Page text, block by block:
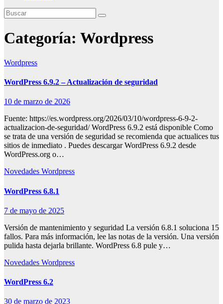
Categoría: Wordpress
Wordpress
WordPress 6.9.2 – Actualización de seguridad
10 de marzo de 2026
Fuente: https://es.wordpress.org/2026/03/10/wordpress-6-9-2-
actualizacion-de-seguridad/ WordPress 6.9.2 está disponible Como
se trata de una versión de seguridad se recomienda que actualices tus
sitios de inmediato . Puedes descargar WordPress 6.9.2 desde
WordPress.org o…
Novedades Wordpress
WordPress 6.8.1
7 de mayo de 2025
Versión de mantenimiento y seguridad La versión 6.8.1 soluciona 15
fallos. Para más información, lee las notas de la versión. Una versión
pulida hasta dejarla brillante. WordPress 6.8 pule y…
Novedades Wordpress
WordPress 6.2
30 de marzo de 2023